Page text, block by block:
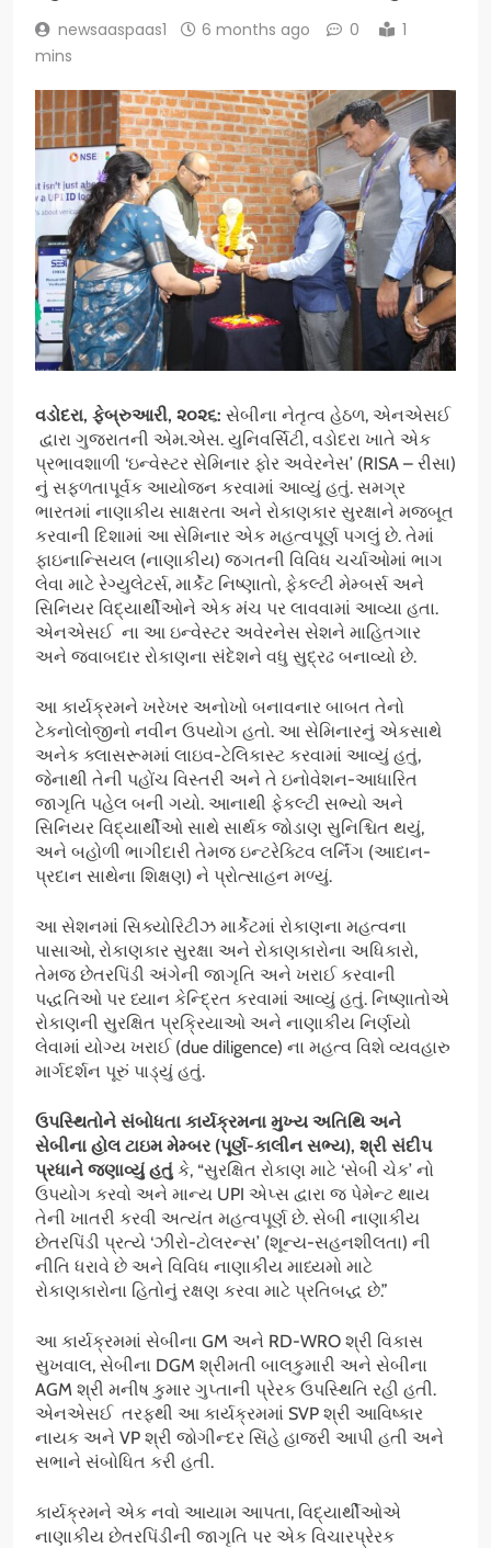
newsaaspaas1 6 months ago 0
1
mins
વડોદરા, ફેબ્રુઆરી, ૨૦૨૬: સેબીના નેતૃત્વ હેઠળ, એનએસઈ
દ્વારા ગુજરાતની એમ.એસ. યુનિવર્સિટી, વડોદરા ખાતે એક
પ્રભાવશાળી ‘ઇન્વેસ્ટર સેમિનાર ફોર અવેરનેસ’ (RISA – રીસા)
નું સફળતાપૂર્વક આયોજન કરવામાં આવ્યું હતું. સમગ્ર
ભારતમાં નાણાકીય સાક્ષરતા અને રોકાણકાર સુરક્ષાને મજબૂત
કરવાની દિશામાં આ સેમિનાર એક મહત્વપૂર્ણ પગલું છે. તેમાં
ફાઇનાન્સિયલ (નાણાકીય) જગતની વિવિધ ચર્ચાઓમાં ભાગ
લેવા માટે રેગ્યુલેટર્સ, માર્કેટ નિષ્ણાતો, ફેકલ્ટી મેમ્બર્સ અને
સિનિયર વિદ્યાર્થીઓને એક મંચ પર લાવવામાં આવ્યા હતા.
એનએસઈ ના આ ઇન્વેસ્ટર અવેરનેસ સેશને માહિતગાર
અને જવાબદાર રોકાણના સંદેશને વધુ સુદ્રઢ બનાવ્યો છે.
આ કાર્યક્રમને ખરેખર અનોખો બનાવનાર બાબત તેનો
ટેકનોલોજીનો નવીન ઉપયોગ હતો. આ સેમિનારનું એકસાથે
અનેક ક્લાસરૂમમાં લાઇવ-ટેલિકાસ્ટ કરવામાં આવ્યું હતું,
જેનાથી તેની પહોંચ વિસ્તરી અને તે ઇનોવેશન-આધારિત
જાગૃતિ પહેલ બની ગયો. આનાથી ફેકલ્ટી સભ્યો અને
સિનિયર વિદ્યાર્થીઓ સાથે સાર્થક જોડાણ સુનિશ્ચિત થયું,
અને બહોળી ભાગીદારી તેમજ ઇન્ટરેક્ટિવ લર્નિંગ (આદાન-
પ્રદાન સાથેના શિક્ષણ) ને પ્રોત્સાહન મળ્યું.
આ સેશનમાં સિક્યોરિટીઝ માર્કેટમાં રોકાણના મહત્વના
પાસાઓ, રોકાણકાર સુરક્ષા અને રોકાણકારોના અધિકારો,
તેમજ છેતરપિંડી અંગેની જાગૃતિ અને ખરાઈ કરવાની
પદ્ધતિઓ પર ધ્યાન કેન્દ્રિત કરવામાં આવ્યું હતું. નિષ્ણાતોએ
રોકાણની સુરક્ષિત પ્રક્રિયાઓ અને નાણાકીય નિર્ણયો
લેવામાં યોગ્ય ખરાઈ (due diligence) ના મહત્વ વિશે વ્યવહારુ
માર્ગદર્શન પૂરું પાડ્યું હતું.
ઉપસ્થિતોને સંબોધતા કાર્યક્રમના મુખ્ય અતિથિ અને
સેબીના હોલ ટાઇમ મેમ્બર (પૂર્ણ-કાલીન સભ્ય), શ્રી સંદીપ
પ્રધાને જણાવ્યું હતું કે, “સુરક્ષિત રોકાણ માટે ‘સેબી ચેક’ નો
ઉપયોગ કરવો અને માન્ય UPI એપ્સ દ્વારા જ પેમેન્ટ થાય
તેની ખાતરી કરવી અત્યંત મહત્વપૂર્ણ છે. સેબી નાણાકીય
છેતરપિંડી પ્રત્યે ‘ઝીરો-ટોલરન્સ’ (શૂન્ય-સહનશીલતા) ની
નીતિ ધરાવે છે અને વિવિધ નાણાકીય માધ્યમો માટે
રોકાણકારોના હિતોનું રક્ષણ કરવા માટે પ્રતિબદ્ધ છે.”
આ કાર્યક્રમમાં સેબીના GM અને RD-WRO શ્રી વિકાસ
સુખવાલ, સેબીના DGM શ્રીમતી બાલકુમારી અને સેબીના
AGM શ્રી મનીષ કુમાર ગુપ્તાની પ્રેરક ઉપસ્થિતિ રહી હતી.
એનએસઈ તરફથી આ કાર્યક્રમમાં SVP શ્રી આવિષ્કાર
નાયક અને VP શ્રી જોગીન્દર સિંહે હાજરી આપી હતી અને
સભાને સંબોધિત કરી હતી.
કાર્યક્રમને એક નવો આયામ આપતા, વિદ્યાર્થીઓએ
નાણાકીય છેતરપિંડીની જાગૃતિ પર એક વિચારપ્રેરક